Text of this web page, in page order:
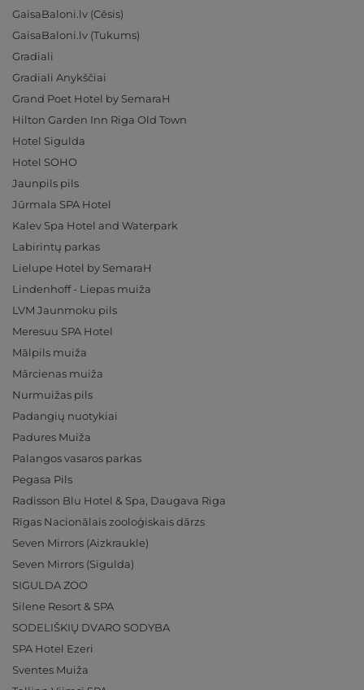
GaisaBaloni.lv (Cēsis)
GaisaBaloni.lv (Tukums)
Gradiali
Gradiali Anykščiai
Grand Poet Hotel by SemaraH
Hilton Garden Inn Riga Old Town
Hotel Sigulda
Hotel SOHO
Jaunpils pils
Jūrmala SPA Hotel
Kalev Spa Hotel and Waterpark
Labirintų parkas
Lielupe Hotel by SemaraH
Lindenhoff - Liepas muiža
LVM Jaunmoku pils
Meresuu SPA Hotel
Mālpils muiža
Mārcienas muiža
Nurmuižas pils
Padangių nuotykiai
Padures Muiža
Palangos vasaros parkas
Pegasa Pils
Radisson Blu Hotel & Spa, Daugava Riga
Rīgas Nacionālais zooloģiskais dārzs
Seven Mirrors (Aizkraukle)
Seven Mirrors (Sigulda)
SIGULDA ZOO
Silene Resort & SPA
SODELIŠKIŲ DVARO SODYBA
SPA Hotel Ezeri
Sventes Muiža